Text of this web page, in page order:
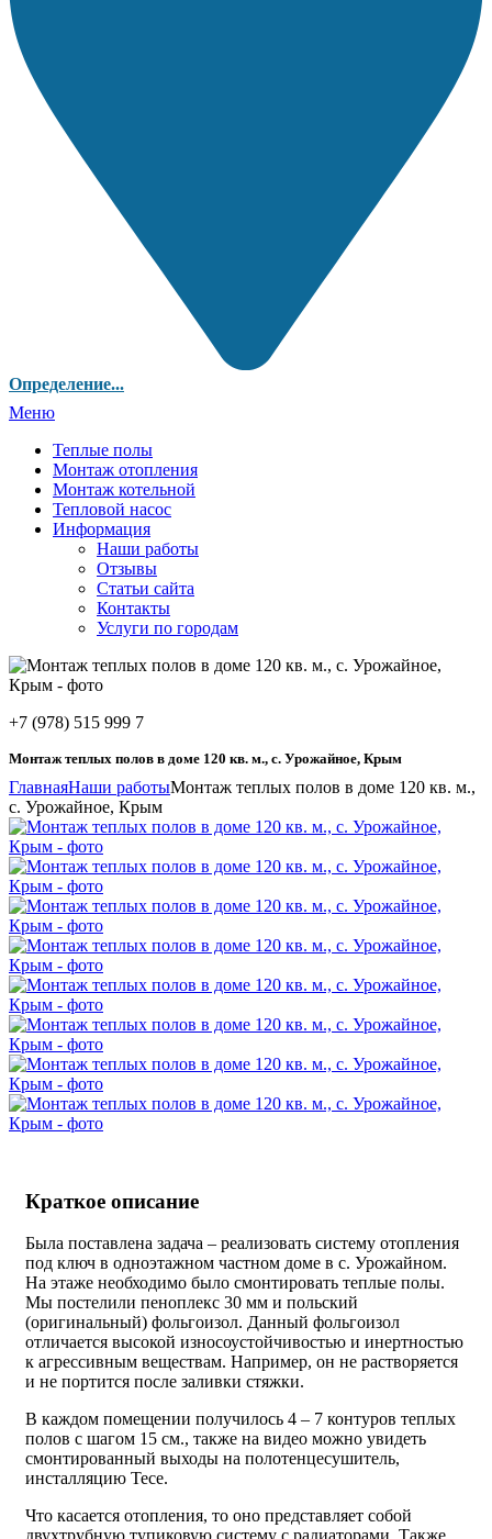
Определение...
Меню
Теплые полы
Монтаж отопления
Монтаж котельной
Тепловой насос
Информация
Наши работы
Отзывы
Статьи сайта
Контакты
Услуги по городам
+7 (978) 515 999 7
Монтаж теплых полов в доме 120 кв. м., с. Урожайное, Крым
ГлавнаяНаши работыМонтаж теплых полов в доме 120 кв. м.,
с. Урожайное, Крым
Краткое описание
Была поставлена задача – реализовать систему отопления
под ключ в одноэтажном частном доме в с. Урожайном.
На этаже необходимо было смонтировать теплые полы.
Мы постелили пеноплекс 30 мм и польский
(оригинальный) фольгоизол. Данный фольгоизол
отличается высокой износоустойчивостью и инертностью
к агрессивным веществам. Например, он не растворяется
и не портится после заливки стяжки.
В каждом помещении получилось 4 – 7 контуров теплых
полов c шагом 15 см., также на видео можно увидеть
смонтированный выходы на полотенцесушитель,
инсталляцию Tece.
Что касается отопления, то оно представляет собой